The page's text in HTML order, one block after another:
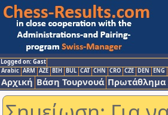
Logged on: Gast
Arabic ARM AZE BIH BUL CAT CHN CRO CZE DEN ENG
Αρχική Βάση Τουρνουά Πρωτάθλημα